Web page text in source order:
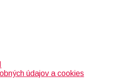
údajov a cookies